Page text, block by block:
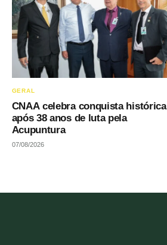
GERAL
CNAA celebra conquista histórica
após 38 anos de luta pela
Acupuntura
07/08/2026